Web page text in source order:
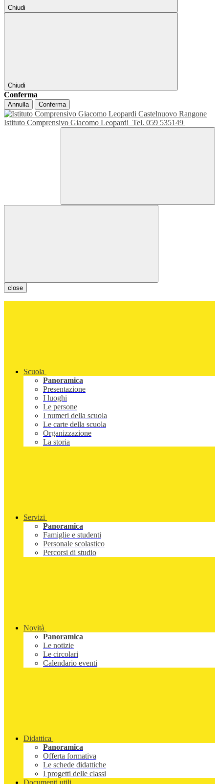
Chiudi
Chiudi
Conferma
Annulla Conferma
Istituto Comprensivo Giacomo Leopardi Tel. 059 535149
close
Scuola
Panoramica
Presentazione
I luoghi
Le persone
I numeri della scuola
Le carte della scuola
Organizzazione
La storia
Servizi
Panoramica
Famiglie e studenti
Personale scolastico
Percorsi di studio
Novità
Panoramica
Le notizie
Le circolari
Calendario eventi
Didattica
Panoramica
Offerta formativa
Le schede didattiche
I progetti delle classi